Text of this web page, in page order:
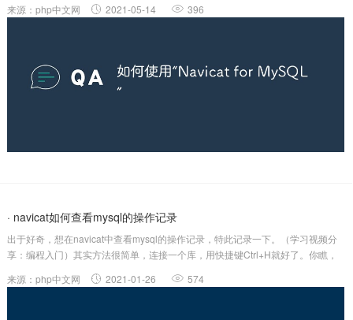
要保证你开启了你的MySQL。（PS：MySQL的默认端口号是3306...
来源：php中文网 2021-05-14 396
· navicat如何查看mysql的操作记录
出于好奇，想在navicat中查看mysql的操作记录，特此记录一下。（学习视频分
享：编程入门）其实方法很简单，连接一个库，用快捷键Ctrl+H就好了。你瞧，
选择历史日志选项，也是一样的。如果大家有什么误操作，那么就可以直接在这
来源：php中文网 2021-01-26 574